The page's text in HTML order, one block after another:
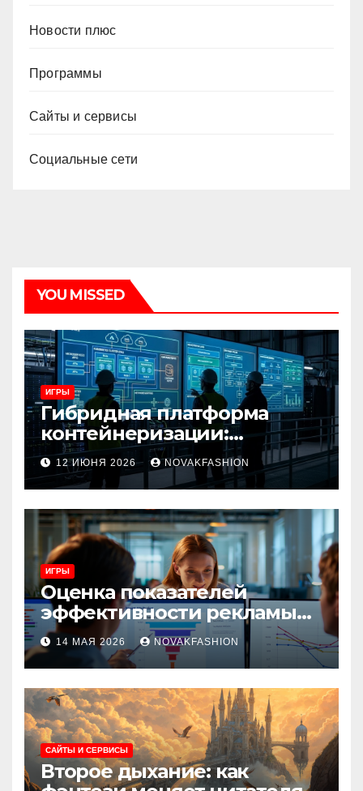
Новости плюс
Программы
Сайты и сервисы
Социальные сети
YOU MISSED
ИГРЫ
Гибридная платформа
контейнеризации:
архитектура, особенности
и сценарии использования
12 ИЮНЯ 2026 NOVAKFASHION
ИГРЫ
Оценка показателей
эффективности рекламы
при атрибуции
множественных точек
касания
14 МАЯ 2026 NOVAKFASHION
САЙТЫ И СЕРВИСЫ
Второе дыхание: как